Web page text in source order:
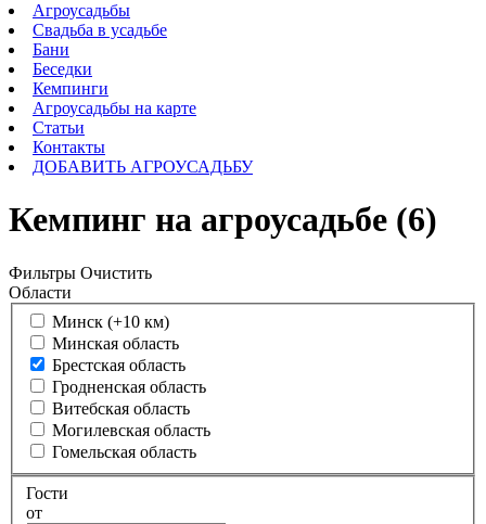
Агроусадьбы
Свадьба в усадьбе
Бани
Беседки
Кемпинги
Агроусадьбы на карте
Статьи
Контакты
ДОБАВИТЬ АГРОУСАДЬБУ
Кемпинг на агроусадьбе (6)
Фильтры Очистить
Области
Минск (+10 км)
Минская область
Брестская область
Гродненская область
Витебская область
Могилевская область
Гомельская область
Гости
от